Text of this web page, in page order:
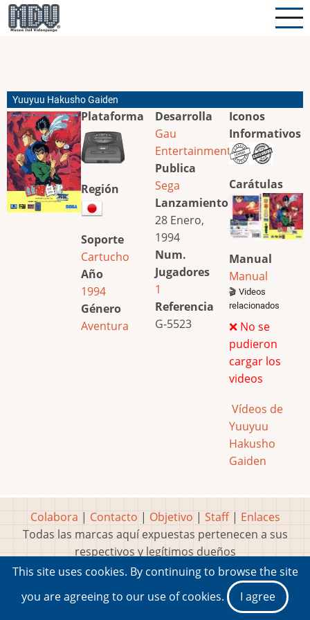
Pasar
al
Yuuyuu Hakusho Gaiden
Plataforma
Región
Soporte
Cartucho
Año
1994
Género
Aventura
Desarrolla
Gau
Entertainment
Publica
Sega
Lanzamiento
28 Enero,
1994
Num.
Jugadores
1
Referencia
G-5523
Iconos
Informativos
Carátulas
Manual
Manual
🎬 Videos
relacionados
❌ No se
pudieron
cargar los
videos
Vídeos de
Yuuyuu
Hakusho
Gaiden
Colabora | Contacto | Objetivo | Staff| Enlaces
Todas las marcas aquí expuestas pertenecen a sus
respectivos y legítimos dueños
Idea, página, contenidos y diseños creados porMarty
2001-2026 Museo del Videojuego®
This site uses cookies. By continuing to browse the site
you are agreeing to our use of cookies.
I agree